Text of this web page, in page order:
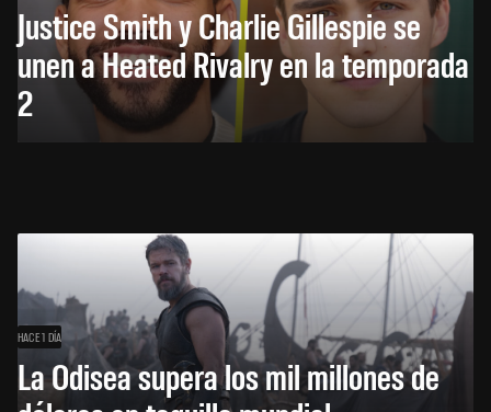
Justice Smith y Charlie Gillespie se
unen a Heated Rivalry en la temporada
2
HACE 1 DÍA
La Odisea supera los mil millones de